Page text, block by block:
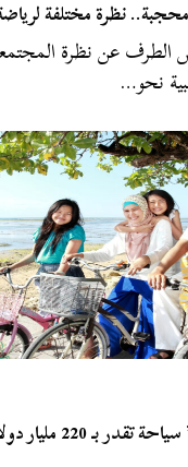
نظرة مختلفة
عن نظرة
نحو…
“العطلات